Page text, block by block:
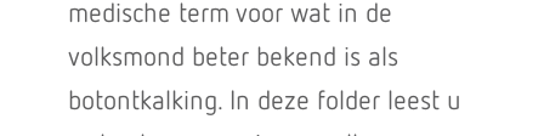
medische term voor wat in de
volksmond beter bekend is als
botontkalking. In deze folder leest u